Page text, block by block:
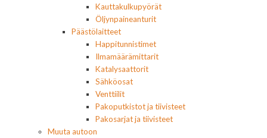
Kauttakulkupyörät
Öljynpaineanturit
Päästölaitteet
Happitunnistimet
Ilmamäärämittarit
Katalysaattorit
Sähköosat
Venttiilit
Pakoputkistot ja tiivisteet
Pakosarjat ja tiivisteet
Muuta autoon